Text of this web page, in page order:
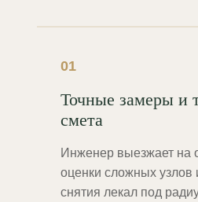
01
Точные замеры и
смета
Инженер выезжает на
оценки сложных узлов
снятия лекал под